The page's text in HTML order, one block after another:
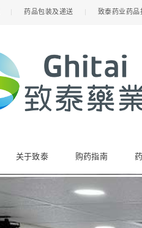
药品包装及递送 致泰药业药品
关于致泰 购药指南